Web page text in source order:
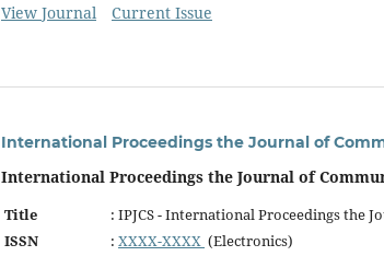
View Journal
Current Issue
International Proceedings the Journal of
International Proceedings the Journal of
Title
: IPJCS - International Proceedings the
ISSN
: XXXX-XXXX (Electronics)